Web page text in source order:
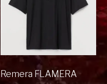
Remera FLAMERA